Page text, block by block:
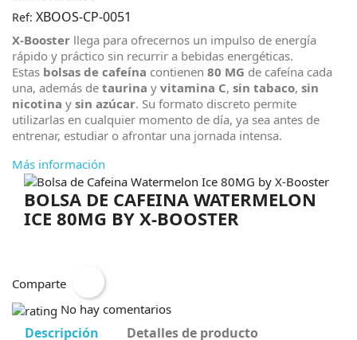
Ref: XBOOS-CP-0051
X-Booster llega para ofrecernos un impulso de energía
rápido y práctico sin recurrir a bebidas energéticas.
Estas bolsas de cafeína contienen 80 MG de cafeína cada
una, además de taurina y vitamina C, sin tabaco, sin
nicotina y sin azúcar. Su formato discreto permite
utilizarlas en cualquier momento de día, ya sea antes de
entrenar, estudiar o afrontar una jornada intensa.
Más información
BOLSA DE CAFEINA WATERMELON
ICE 80MG BY X-BOOSTER
Comparte
No hay comentarios
Descripción
Detalles de producto